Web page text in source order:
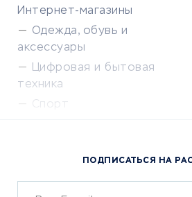
Интернет-магазины
Одежда, обувь и
аксессуары
Цифровая и бытовая
техника
Спорт
Сервисы доставкиПОДПИСАТЬСЯ НА